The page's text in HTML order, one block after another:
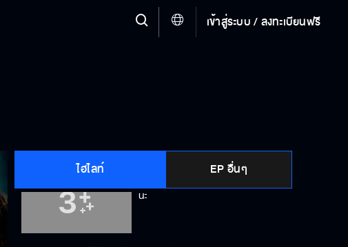
เข้าสู่ระบบ / ลงทะเบียนฟรี
ไฮไลท์ EP อื่นๆ
ถ้าคิดแต่เรื่อง SEX ผมหาจากผู้หญิง
พูดจาแบบนี้ มันก็ดูจะไม่ให้เกียรติแล้ว
นะ